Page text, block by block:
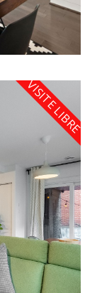
VISITE LIBRE